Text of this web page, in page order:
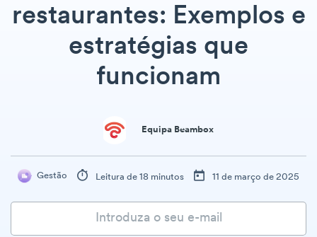
restaurantes: Exemplos e
estratégias que
funcionam
Equipa Beambox
Gestão Leitura de 18 minutos 11 de março de 2025